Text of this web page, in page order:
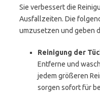
Sie verbessert die
Ausfallzeiten. Die
umzusetzen und geben
Reinigung der
Entferne und
jedem größeren
sorgen sofort für